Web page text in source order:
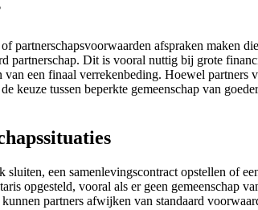
partnerschapsvoorwaarden afspraken maken
Dit is vooral nuttig bij grote
een finaal verrekenbeding. Hoewel partners
keuze tussen beperkte gemeenschap van
een samenlevingscontract opstellen of
opgesteld, vooral als er geen gemeenschap
partners afwijken van standaard